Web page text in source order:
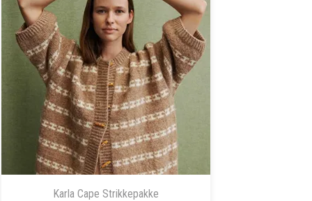
Karla Cape Strikkepakke